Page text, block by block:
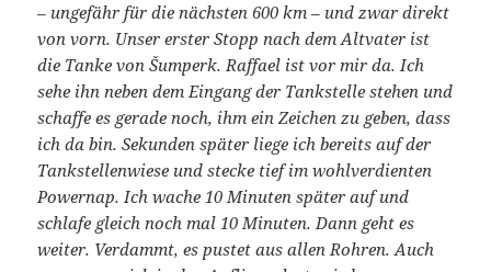
– ungefähr für die nächsten 600 km – und zwar direkt
von vorn. Unser erster Stopp nach dem Altvater ist
die Tanke von Šumperk. Raffael ist vor mir da. Ich
sehe ihn neben dem Eingang der Tankstelle stehen und
schaffe es gerade noch, ihm ein Zeichen zu geben, dass
ich da bin. Sekunden später liege ich bereits auf der
Tankstellenwiese und stecke tief im wohlverdienten
Powernap. Ich wache 10 Minuten später auf und
schlafe gleich noch mal 10 Minuten. Dann geht es
weiter. Verdammt, es pustet aus allen Rohren. Auch